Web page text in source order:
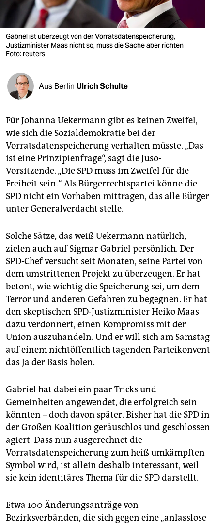
verlag
veranstaltungen
shop
fragen & hilfe
unterstützen
genossenschaft
epaper login
Gabriel ist überzeugt von der Vorratsdatenspeicherung,
Justizminister Maas nicht so, muss die Sache aber richten
Foto: reuters
Aus Berlin Ulrich Schulte
Für Johanna Uekermann gibt es keinen Zweifel,
wie sich die Sozialdemokratie bei der
Vorratsdatenspeicherung verhalten müsste. „Das
ist eine Prinzipienfrage“, sagt die Juso-
Vorsitzende. „Die SPD muss im Zweifel für die
Freiheit sein.“ Als Bürgerrechtspartei könne die
SPD nicht ein Vorhaben mittragen, das alle Bürger
unter Generalverdacht stelle.
Solche Sätze, das weiß Uekermann natürlich,
zielen auch auf Sigmar Gabriel persönlich. Der
SPD-Chef versucht seit Monaten, seine Partei von
dem umstrittenen Projekt zu überzeugen. Er hat
betont, wie wichtig die Speicherung sei, um dem
Terror und anderen Gefahren zu begegnen. Er hat
den skeptischen SPD-Justizminister Heiko Maas
dazu verdonnert, einen Kompromiss mit der
Union auszuhandeln. Und er will sich am Samstag
auf einem nichtöffentlich tagenden Parteikonvent
das Ja der Basis holen.
Gabriel hat dabei ein paar Tricks und
Gemeinheiten angewendet, die erfolgreich sein
könnten – doch davon später. Bisher hat die SPD in
der Großen Koalition geräuschlos und geschlossen
agiert. Dass nun ausgerechnet die
Vorratsdatenspeicherung zum heiß umkämpften
Symbol wird, ist allein deshalb interessant, weil
sie kein identitäres Thema für die SPD darstellt.
Etwa 100 Änderungsanträge von
Bezirksverbänden, die sich gegen eine „anlasslose